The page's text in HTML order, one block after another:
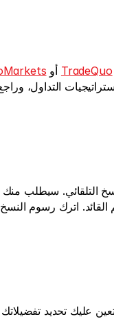
TradeQuo أو